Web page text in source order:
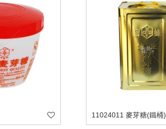
11024011 麥芽糖(鐵桶)